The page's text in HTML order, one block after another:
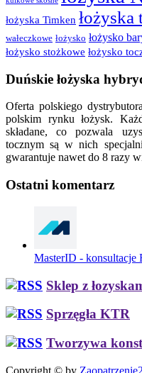
łożyska Timken łożyska
wałeczkowe łożysko łożysko
łożysko stożkowe łożysko
Duńskie łożyska
Oferta polskiego
polskim rynku łożysk.
składane, co pozwala
tocznym są w nich
gwarantuje nawet do 8 razy
Ostatni komentarz
MasterID - konsultacje
Sklep z
Sprzęgła KTR
Tworzywa
Copyright © by